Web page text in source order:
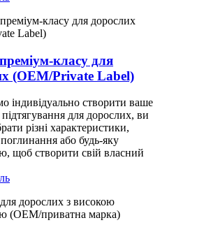
класу для
(OEM/Private Label)
індивідуально створити ваше
підтягування для дорослих, ви
різні характеристики,
або будь-яку
щоб створити свій власний